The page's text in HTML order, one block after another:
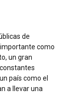
de
como
un gran
país como el
a llevar una